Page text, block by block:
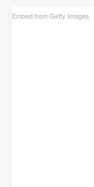
Embed from Getty Images